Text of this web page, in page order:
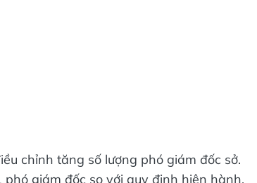
chỉnh tăng số lượng phó giám đốc sở.
giám đốc so với quy định hiện hành.